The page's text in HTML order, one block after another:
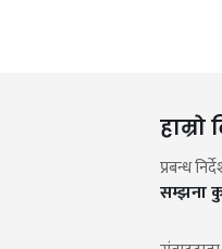
प्रबन्ध
सम्झना